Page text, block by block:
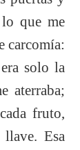
que me
carcomía:
solo la
aterraba;
fruto,
llave. Esa